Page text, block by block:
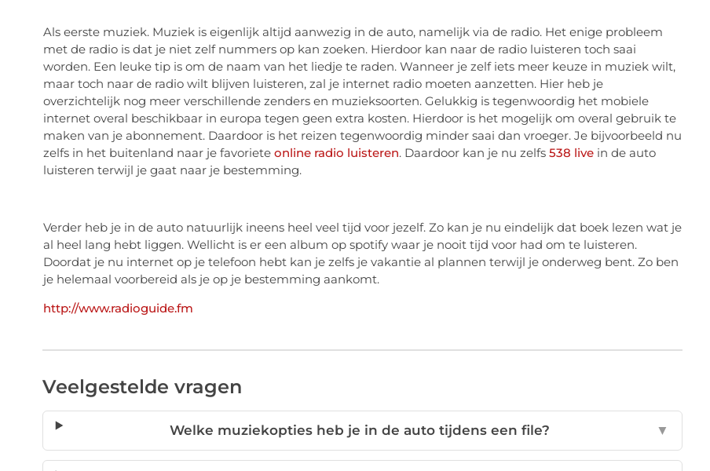
Als eerste muziek. Muziek is eigenlijk altijd aanwezig in de auto, namelijk via de radio. Het enige probleem
met de radio is dat je niet zelf nummers op kan zoeken. Hierdoor kan naar de radio luisteren toch saai
worden. Een leuke tip is om de naam van het liedje te raden. Wanneer je zelf iets meer keuze in muziek wilt,
maar toch naar de radio wilt blijven luisteren, zal je internet radio moeten aanzetten. Hier heb je
overzichtelijk nog meer verschillende zenders en muzieksoorten. Gelukkig is tegenwoordig het mobiele
internet overal beschikbaar in europa tegen geen extra kosten. Hierdoor is het mogelijk om overal gebruik te
maken van je abonnement. Daardoor is het reizen tegenwoordig minder saai dan vroeger. Je bijvoorbeeld nu
zelfs in het buitenland naar je favoriete online radio luisteren. Daardoor kan je nu zelfs 538 livein de auto
luisteren terwijl je gaat naar je bestemming.
Verder heb je in de auto natuurlijk ineens heel veel tijd voor jezelf. Zo kan je nu eindelijk dat boek lezen wat je
al heel lang hebt liggen. Wellicht is er een album op spotify waar je nooit tijd voor had om te luisteren.
Doordat je nu internet op je telefoon hebt kan je zelfs je vakantie al plannen terwijl je onderweg bent. Zo ben
je helemaal voorbereid als je op je bestemming aankomt.
http://www.radioguide.fm
Veelgestelde vragen
Welke muziekopties heb je in de auto tijdens een file? ▼